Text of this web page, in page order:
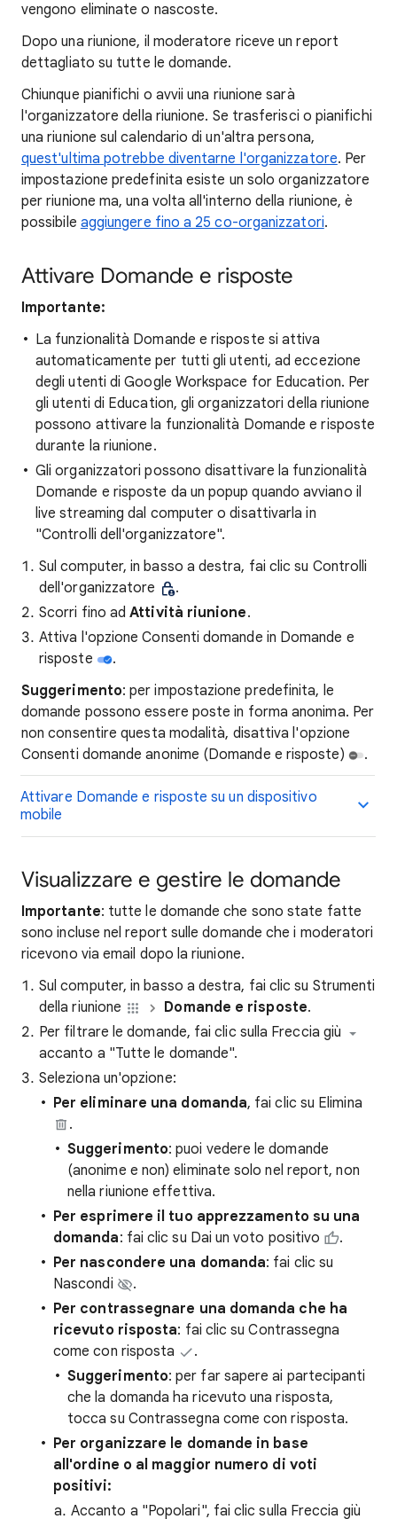
vengono eliminate o nascoste.
Dopo una riunione, il moderatore riceve un report
dettagliato su tutte le domande.
Chiunque pianifichi o avvii una riunione sarà
l'organizzatore della riunione. Se trasferisci o pianifichi
una riunione sul calendario di un'altra persona,
quest'ultima potrebbe diventarne l'organizzatore. Per
impostazione predefinita esiste un solo organizzatore
per riunione ma, una volta all'interno della riunione, è
possibile aggiungere fino a 25 co-organizzatori.
Attivare Domande e risposte
Importante:
La funzionalità Domande e risposte si attiva
automaticamente per tutti gli utenti, ad eccezione
degli utenti di Google Workspace for Education. Per
gli utenti di Education, gli organizzatori della riunione
possono attivare la funzionalità Domande e risposte
durante la riunione.
Gli organizzatori possono disattivare la funzionalità
Domande e risposte da un popup quando avviano il
live streaming dal computer o disattivarla in
"Controlli dell'organizzatore".
Sul computer, in basso a destra, fai clic su Controlli
dell'organizzatore
.
Scorri fino adAttività riunione.
Attiva l'opzione Consenti domande in Domande e
risposte
.
Suggerimento: per impostazione predefinita, le
domande possono essere poste in forma anonima. Per
non consentire questa modalità, disattiva l'opzione
Consenti domande anonime (Domande e risposte)
.
Attivare Domande e risposte su un dispositivo
mobile
Visualizzare e gestire le domande
Importante: tutte le domande che sono state fatte
sono incluse nel report sulle domande che i moderatori
ricevono via email dopo la riunione.
Sul computer, in basso a destra, fai clic su Strumenti
della riunione
Domande e risposte.
Per filtrare le domande, fai clic sulla Freccia giù
accanto a "Tutte le domande".
Seleziona un'opzione:
Per eliminare una domanda, fai clic su Elimina
.
Suggerimento: puoi vedere le domande
(anonime e non) eliminate solo nel report, non
nella riunione effettiva.
Per esprimere il tuo apprezzamento su una
domanda: fai clic su Dai un voto positivo
.
Per nascondere una domanda: fai clic su
Nascondi
.
Per contrassegnare una domanda che ha
ricevuto risposta: fai clic su Contrassegna
come con risposta
.
Suggerimento: per far sapere ai partecipanti
che la domanda ha ricevuto una risposta,
tocca su Contrassegna come con risposta.
Per organizzare le domande in base
all'ordine o al maggior numero di voti
positivi:
Accanto a "Popolari", fai clic sulla Freccia giù